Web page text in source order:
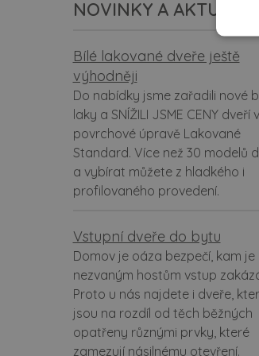
NOVINKY A AKTUALITY
Bílé lakované dveře ještě
výhodněji
Do nabídky jsme zařadili nové
laky a SNÍŽILI JSME CENY dveří v
povrchové úpravě Lakované
Standard. Více než 30 modelů
a vybírat můžete z hladkého i
profilovaného provedení.
Vstupní dveře do bytu
Domov je oáza bezpečí, kam je
nezvaným hostům vstup
Proto u nás najdete i dveře,
jsou na rozdíl od těch běžných
opatřeny různými prvky, které
zamezují násilnému otevření.